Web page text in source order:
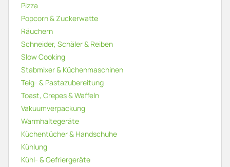
Pizza
Popcorn & Zuckerwatte
Räuchern
Schneider, Schäler & Reiben
Slow Cooking
Stabmixer & Küchenmaschinen
Teig- & Pastazubereitung
Toast, Crepes & Waffeln
Vakuumverpackung
Warmhaltegeräte
Küchentücher & Handschuhe
Kühlung
Kühl- & Gefriergeräte